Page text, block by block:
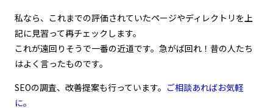
私なら、これまでの評価されていたページやディレクトリを上
記に見習って再チェックします。
これが遠回りそうで一番の近道です。急がば回れ！昔の人たち
はよく言ったものです。
SEOの調査、改善提案も行っています。 ご相談あればお気軽
に。